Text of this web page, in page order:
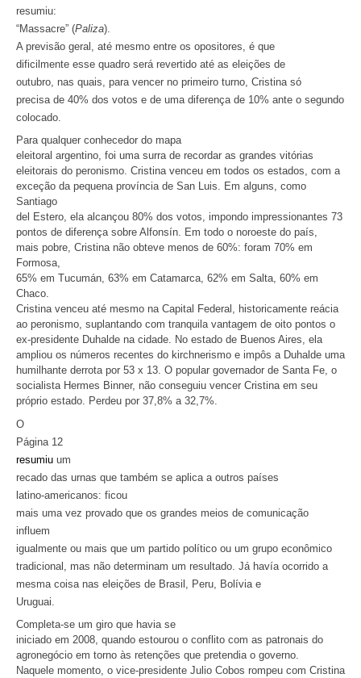
resumiu:
“Massacre” (Paliza).
A previsão geral, até mesmo entre os opositores, é que
dificilmente esse quadro será revertido até as eleições de
outubro, nas quais, para vencer no primeiro turno, Cristina só
precisa de 40% dos votos e de uma diferença de 10% ante o segundo
colocado.
Para qualquer conhecedor do mapa
eleitoral argentino, foi uma surra de recordar as grandes vitórias
eleitorais do peronismo. Cristina venceu em todos os estados, com a
exceção da pequena província de San Luis. Em alguns, como
Santiago
del Estero, ela alcançou 80% dos votos, impondo impressionantes 73
pontos de diferença sobre Alfonsín. Em todo o noroeste do país,
mais pobre, Cristina não obteve menos de 60%: foram 70% em
Formosa,
65% em Tucumán, 63% em Catamarca, 62% em Salta, 60% em
Chaco.
Cristina venceu até mesmo na Capital Federal, historicamente reácia
ao peronismo, suplantando com tranquila vantagem de oito pontos o
ex-presidente Duhalde na cidade. No estado de Buenos Aires, ela
ampliou os números recentes do kirchnerismo e impôs a Duhalde uma
humilhante derrota por 53 x 13. O popular governador de Santa Fe, o
socialista Hermes Binner, não conseguiu vencer Cristina em seu
próprio estado. Perdeu por 37,8% a 32,7%.
O
Página 12
resumiu um
recado das urnas que também se aplica a outros países
latino-americanos: ficou
mais uma vez provado que os grandes meios de comunicação
influem
igualmente ou mais que um partido político ou um grupo econômico
tradicional, mas não determinam um resultado. Já havía ocorrido a
mesma coisa nas eleições de Brasil, Peru, Bolívia e
Uruguai.
Completa-se um giro que havia se
iniciado em 2008, quando estourou o conflito com as patronais do
agronegócio em torno às retenções que pretendia o governo.
Naquele momento, o vice-presidente Julio Cobos rompeu com Cristina